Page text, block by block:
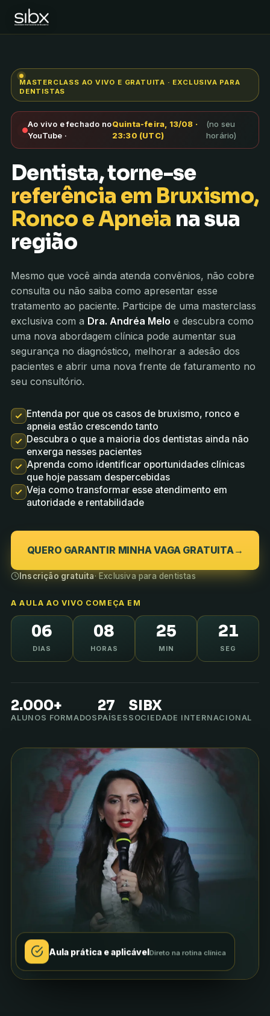
MASTERCLASS AO VIVO E GRATUITA · EXCLUSIVA PARA
DENTISTAS
Ao vivo e fechado no
YouTube ·
Quinta-feira, 13/08 ·
23:30 (UTC)
(no seu
horário)
Dentista, torne-se
referência em Bruxismo,
Ronco e Apneia na sua
região
Mesmo que você ainda atenda convênios, não cobre
consulta ou não saiba como apresentar esse
tratamento ao paciente. Participe de uma masterclass
exclusiva com a Dra. Andréa Melo e descubra como
uma nova abordagem clínica pode aumentar sua
segurança no diagnóstico, melhorar a adesão dos
pacientes e abrir uma nova frente de faturamento no
seu consultório.
Entenda por que os casos de bruxismo, ronco e
apneia estão crescendo tanto
Descubra o que a maioria dos dentistas ainda não
enxerga nesses pacientes
Aprenda como identificar oportunidades clínicas
que hoje passam despercebidas
Veja como transformar esse atendimento em
autoridade e rentabilidade
QUERO GARANTIR MINHA VAGA GRATUITA→
Inscrição gratuita· Exclusiva para dentistas
A AULA AO VIVO COMEÇA EM
06
DIAS
08
HORAS
25
MIN
20
SEG
2.000+
ALUNOS FORMADOS
27
PAÍSES
SIBX
SOCIEDADE INTERNACIONAL
Aula prática e aplicávelDireto na rotina clínica